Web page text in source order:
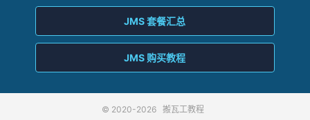
JMS 套餐汇总
JMS 购买教程
© 2020-2026 搬瓦工教程